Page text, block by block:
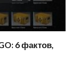
6 фактов,